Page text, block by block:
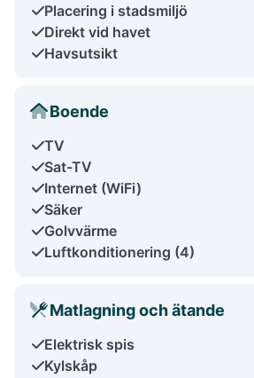
Placering i stadsmiljö
Direkt vid havet
Havsutsikt
Boende
TV
Sat-TV
Internet (WiFi)
Säker
Golvvärme
Luftkonditionering (4)
Matlagning och ätande
Elektrisk spis
Kylskåp